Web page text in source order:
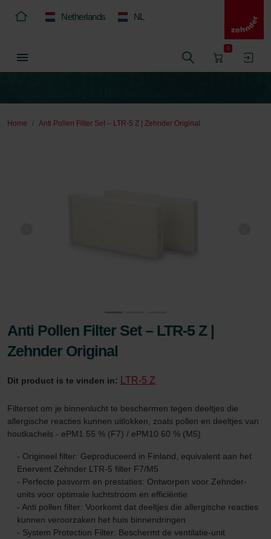
Netherlands NL
0
Home Anti Pollen Filter Set – LTR-5 Z | Zehnder Original
Anti Pollen Filter Set – LTR-5 Z |
Zehnder Original
Dit product is te vinden in: LTR-5 Z
Filterset om je binnenlucht te beschermen tegen deeltjes die
allergische reacties kunnen uitlokken, zoals pollen en deeltjes van
houtkachels - ePM1 55 % (F7) / ePM10 60 % (M5)
- Origineel filter: Geproduceerd in Finland, equivalent aan het
Enervent Zehnder LTR-5 filter F7/M5
- Perfecte pasvorm en prestaties: Ontworpen voor Zehnder-
units voor optimale luchtstroom en efficiëntie
- Anti pollen filter: Voorkomt dat deeltjes die allergische reacties
kunnen veroorzaken het huis binnendringen
- System Protection Filter: Beschermt de ventilatie-unit